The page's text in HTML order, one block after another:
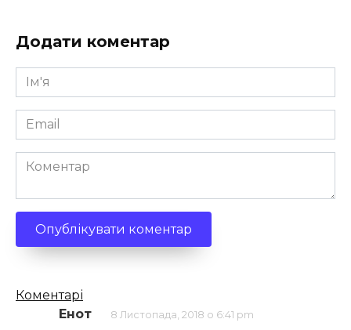
Додати коментар
Ім'я
*
Email
*
Коментар
Кількість
коментарів
Коментарі
Енот
8 Листопада, 2018 о 6:41 pm